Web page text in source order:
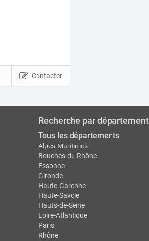
Contacter
Recherche par département
Tous les départements
Alpes-Maritimes
Bouches-du-Rhône
Essonne
Gironde
Haute-Garonne
Haute-Savoie
Hauts-de-Seine
Loire-Atlantique
Paris
Rhône